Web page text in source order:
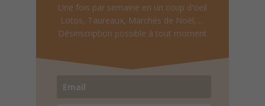
Une fois par semaine en un coup d'oeil
Lotos, Taureaux, Marchés de Noël, ...
Désinscription possible à tout moment